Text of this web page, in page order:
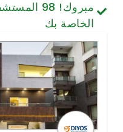
تصميم الأسنان
الخلايا الجذعية /
العمود الفقري وآلام
أمراض الرئة
الجراحة العامة
مبروك! 98
الخاصة بك